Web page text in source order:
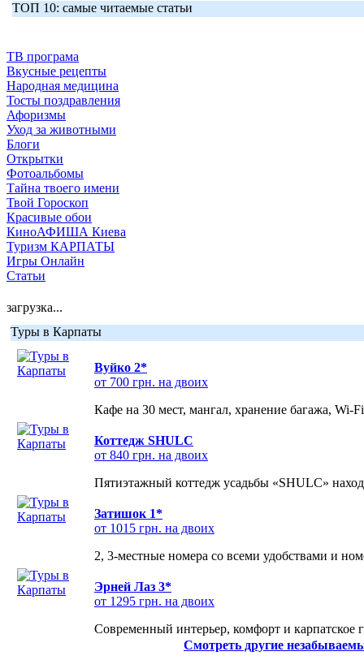
ТОП 10: самые читаемые статьи
ТВ програма
Вкусные рецепты
Народная медицина
Тосты поздравления
Афоризмы
Уход за животными
Блоги
Открытки
Фотоальбомы
Тайна твоего имени
Твой Гороскоп
Красивые обои
КиноАФИША Киева
Туризм КАРПАТЫ
Игры Онлайн
Статьи
загрузка...
Туры в Карпаты
Вуйко 2*
от 700 грн. на двоих
Кафе на 30 мест, мангал, хранение багажа, Wi-
Коттедж SHULC
от 840 грн. на двоих
Пятиэтажный коттедж усадьбы «SHULC»
Затишок 1*
от 1015 грн. на двоих
2, 3-местные номера со всеми удобствами и
Эрней Лаз 3*
от 1295 грн. на двоих
Современный интерьер, комфорт и карпатское
Смотреть другие